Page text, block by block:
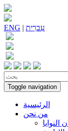
ENG | עִברִית
Toggle navigation
الرئيسية
من نحن
النوايا